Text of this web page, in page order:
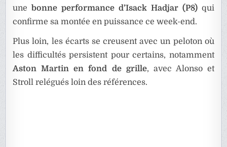
une
bonne performance d’Isack Hadjar (P8)qui
confirme sa montée en puissance ce week-end.
Plus loin, les écarts se creusent avec un peloton où
les difficultés persistent pour certains, notamment
Aston Martin en fond de grille, avec Alonso et
Stroll relégués loin des références.